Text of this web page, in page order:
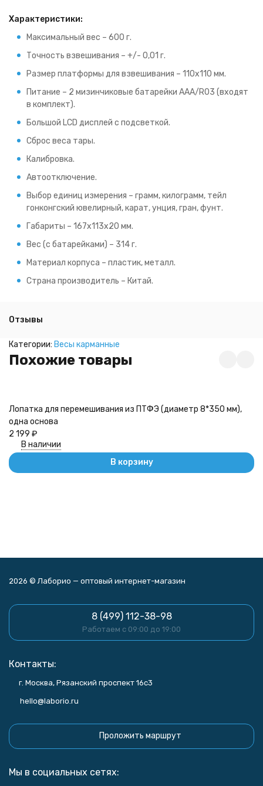
Характеристики:
Максимальный вес – 600 г.
Точность взвешивания – +/- 0,01 г.
Размер платформы для взвешивания – 110х110 мм.
Питание – 2 мизинчиковые батарейки AAA/R03 (входят
в комплект).
Большой LCD дисплей с подсветкой.
Сброс веса тары.
Калибровка.
Автоотключение.
Выбор единиц измерения – грамм, килограмм, тейл
гонконгский ювелирный, карат, унция, гран, фунт.
Габариты – 167х113х20 мм.
Вес (с батарейками) – 314 г.
Материал корпуса – пластик, металл.
Страна производитель – Китай.
Отзывы
Категории: Весы карманные
Похожие товары
Лопатка для перемешивания из ПТФЭ (диаметр 8*350 мм),
одна основа
2 199 ₽
В наличии
В корзину
2026 © Лаборио — оптовый интернет-магазин
8 (499) 112-38-98
Работаем с 09:00 до 19:00
Контакты:
г. Москва, Рязанский проспект 16с3
hello@laborio.ru
Проложить маршрут
Мы в социальных сетях: